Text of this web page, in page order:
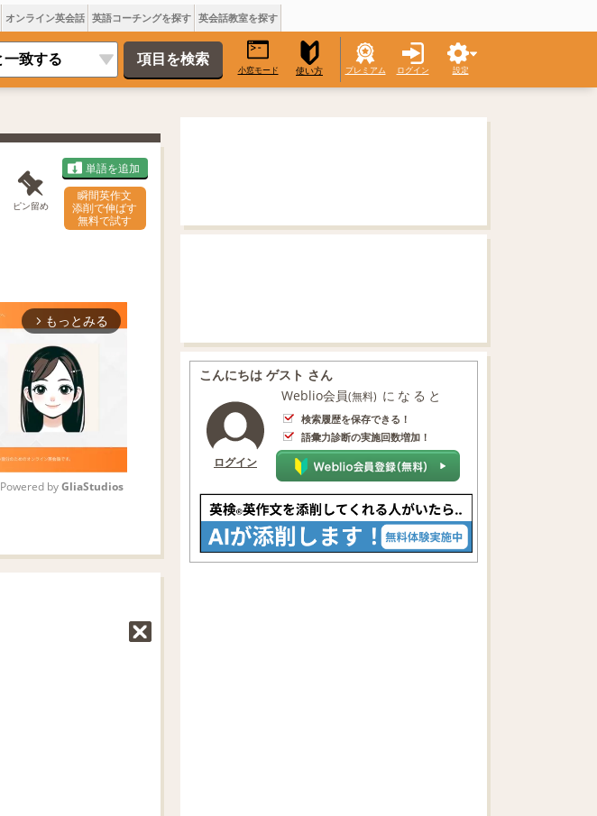
オンライン英会話 英語コーチングを探す 英会話教室を探す
小窓モード 使い方 プレミアム ログイン 設定
ピン留め
単語を追加
瞬間英作文
添削で伸ばす
無料で試す
arrow_forward_ios もっとみる
Powered by GliaStudios
こんにちは ゲスト さん
ログイン
Weblio会員(無料) になると
検索履歴を保存できる！
語彙力診断の実施回数増加！